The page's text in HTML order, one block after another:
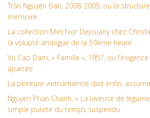
Trần Nguyên Đán, 2008-2009, ou la
mémoire
La collection Melchior Dejouany chez
la volupté ambigüe de la 59ème heure
Vu Cao Dam, « Famille », 1957, ou
apaisée
La peinture vietnamienne doit enfin,
Nguyen Phan Chanh, « La laveuse de
simple pureté du temps suspendu